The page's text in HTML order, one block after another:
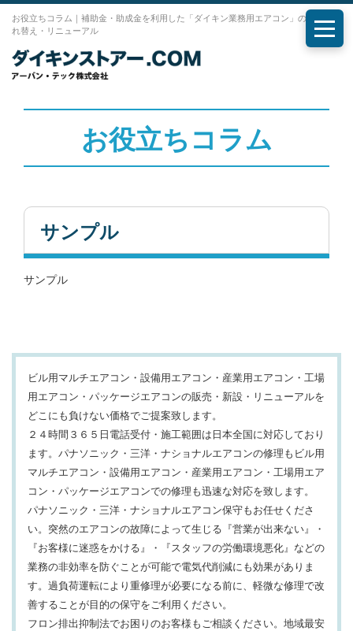
お役立ちコラム｜補助金・助成金を利用した「ダイキン業務用エアコン」の購入・入
れ替え・リニューアル
メニ
お役立ちコラム
サンプル
サンプル
ビル用マルチエアコン・設備用エアコン・産業用エアコン・工場
用エアコン・パッケージエアコンの販売・新設・リニューアルを
どこにも負けない価格でご提案致します。
２４時間３６５日電話受付・施工範囲は日本全国に対応しており
ます。パナソニック・三洋・ナショナルエアコンの修理もビル用
マルチエアコン・設備用エアコン・産業用エアコン・工場用エア
コン・パッケージエアコンでの修理も迅速な対応を致します。
パナソニック・三洋・ナショナルエアコン保守もお任せくださ
い。突然のエアコンの故障によって生じる『営業が出来ない』・
『お客様に迷惑をかける』・『スタッフの労働環境悪化』などの
業務の非効率を防ぐことが可能で電気代削減にも効果がありま
す。過負荷運転により重修理が必要になる前に、軽微な修理で改
善することが目的の保守をご利用ください。
フロン排出抑制法でお困りのお客様もご相談ください。地域最安